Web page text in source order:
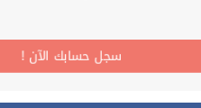
! سجل حسابك الآن